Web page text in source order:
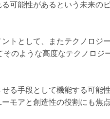
可能性があるという未来の
トとして、またテクノロジ
のような高度なテクノロジ
る手段として機能する可能
モアと創造性の役割にも焦